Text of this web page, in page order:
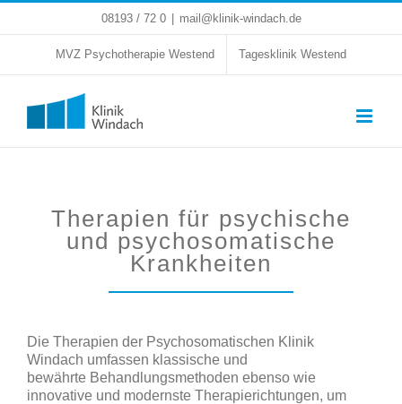
Zum
08193 / 72 0 mail@klinik-windach.de
MVZ Psychotherapie Westend Tagesklinik Westend
Therapien für psychische
und psychosomatische
Krankheiten
Die Therapien der Psychosomatischen Klinik
Windach umfassen klassische und
bewährte Behandlungsmethoden ebenso wie
innovative und modernste Therapierichtungen, um